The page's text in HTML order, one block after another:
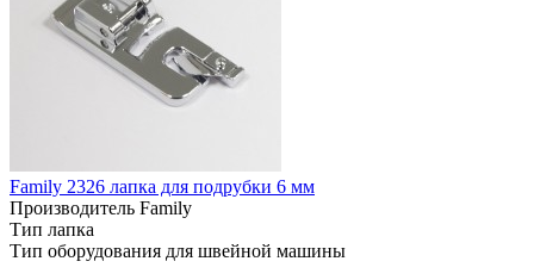
Family 2326 лапка для подрубки 6 мм
Производитель Family
Тип лапка
Тип оборудования для швейной машины